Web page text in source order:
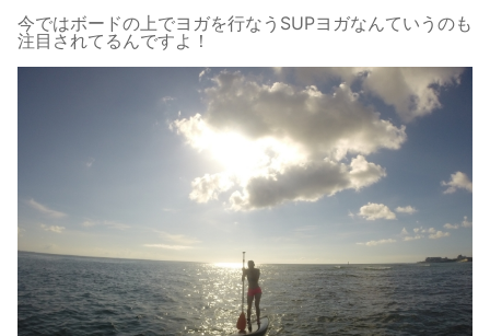
今ではボードの上でヨガを行なうSUPヨガなんていうのも
注目されてるんですよ！